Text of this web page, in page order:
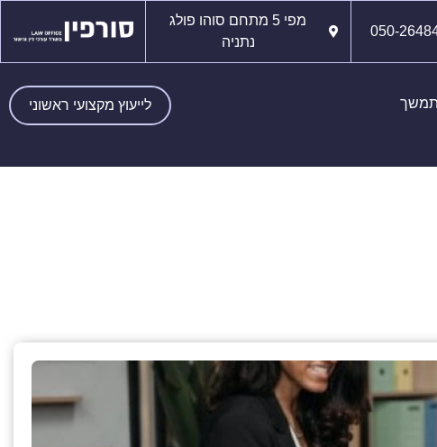
050-
מפי 5 מתחם סוהו פולג
נתניה
לייעוץ מקצועי ראשוני